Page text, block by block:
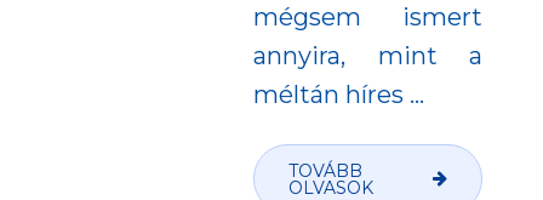
mégsem ismert
annyira, mint a
méltán híres …
TOVÁBB
OLVASOK